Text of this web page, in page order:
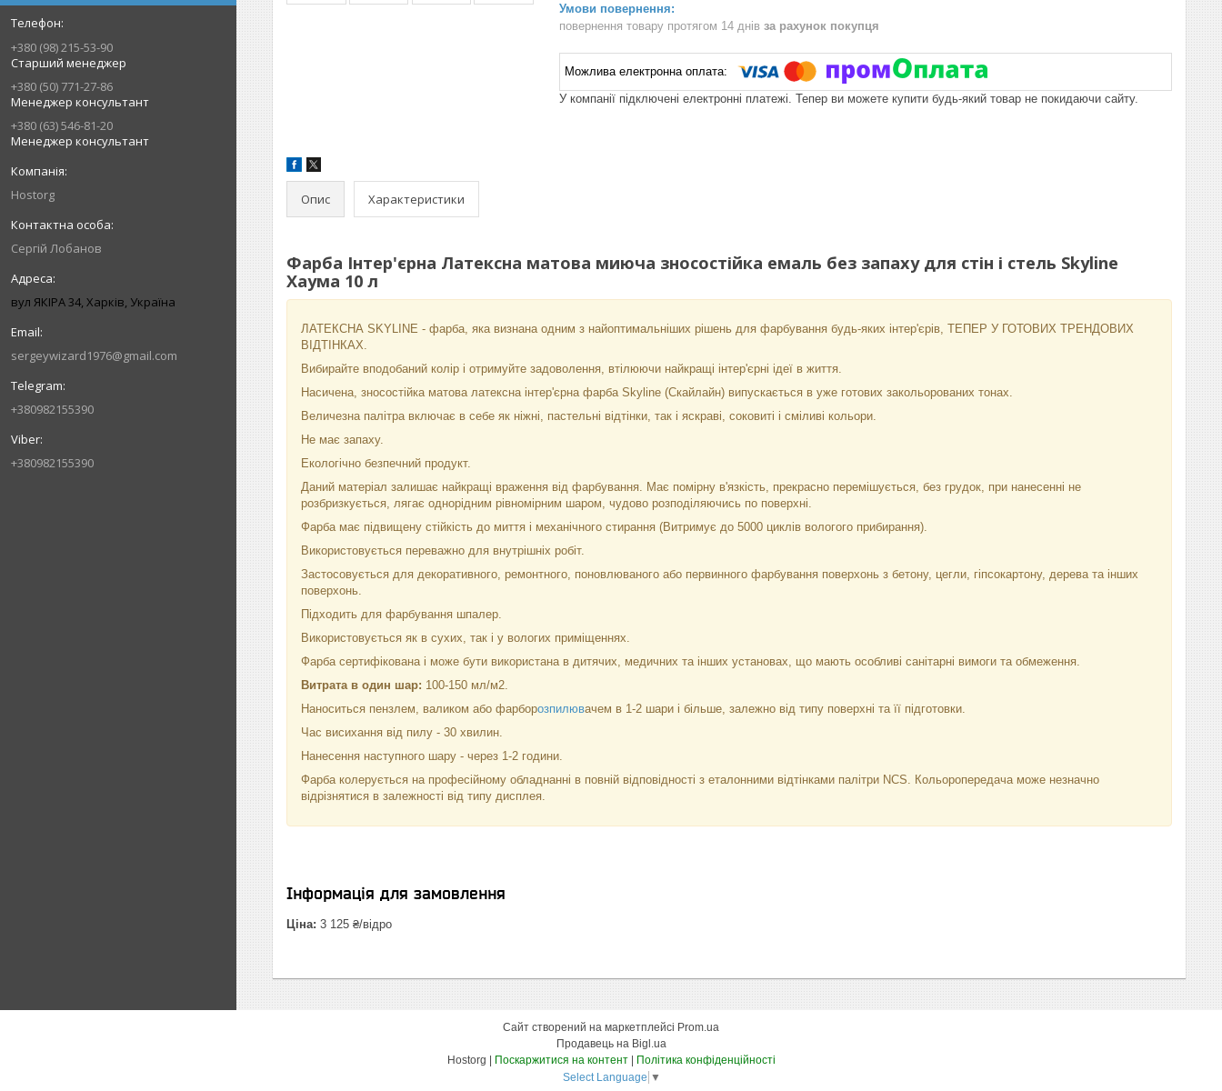
+380 (98) 215-53-90
Старший менеджер
+380 (50) 771-27-86
Менеджер консультант
+380 (63) 546-81-20
Менеджер консультант
Hostorg
Сергій Лобанов
вул ЯКІРА 34, Харків, Україна
sergeywizard1976@gmail.com
+380982155390
+380982155390
повернення товару протягом 14 днів за рахунок покупця
У компанії підключені електронні платежі. Тепер ви можете купити будь-який товар не покидаючи сайту.
Опис Характеристики
Фарба Інтер'єрна Латексна матова миюча зносостійка емаль без запаху для стін і стель Skyline
Хаума 10 л
ЛАТЕКСНА SKYLINE - фарба, яка визнана одним з найоптимальніших рішень для фарбування будь-яких інтер'єрів, ТЕПЕР У ГОТОВИХ ТРЕНДОВИХ
ВІДТІНКАХ.
Вибирайте вподобаний колір і отримуйте задоволення, втілюючи найкращі інтер'єрні ідеї в життя.
Насичена, зносостійка матова латексна інтер'єрна фарба Skyline (Скайлайн) випускається в уже готових закольорованих тонах.
Величезна палітра включає в себе як ніжні, пастельні відтінки, так і яскраві, соковиті і сміливі кольори.
Не має запаху.
Екологічно безпечний продукт.
Даний матеріал залишає найкращі враження від фарбування. Має помірну в'язкість, прекрасно перемішується, без грудок, при нанесенні не
розбризкується, лягає однорідним рівномірним шаром, чудово розподіляючись по поверхні.
Фарба має підвищену стійкість до миття і механічного стирання (Витримує до 5000 циклів вологого прибирання).
Використовується переважно для внутрішніх робіт.
Застосовується для декоративного, ремонтного, поновлюваного або первинного фарбування поверхонь з бетону, цегли, гіпсокартону, дерева та інших
поверхонь.
Підходить для фарбування шпалер.
Використовується як в сухих, так і у вологих приміщеннях.
Фарба сертифікована і може бути використана в дитячих, медичних та інших установах, що мають особливі санітарні вимоги та обмеження.
Витрата в один шар: 100-150 мл/м2.
Наноситься пензлем, валиком або фарборозпилювачем в 1-2 шари і більше, залежно від типу поверхні та її підготовки.
Час висихання від пилу - 30 хвилин.
Нанесення наступного шару - через 1-2 години.
Фарба колерується на професійному обладнанні в повній відповідності з еталонними відтінками палітри NCS. Кольоропередача може незначно
відрізнятися в залежності від типу дисплея.
Інформація для замовлення
Ціна: 3 125 ₴/відро
Сайт створений на маркетплейсі Prom.ua
Продавець на Bigl.ua
Поскаржитися на контент
Політика конфіденційності
Select Language ▼